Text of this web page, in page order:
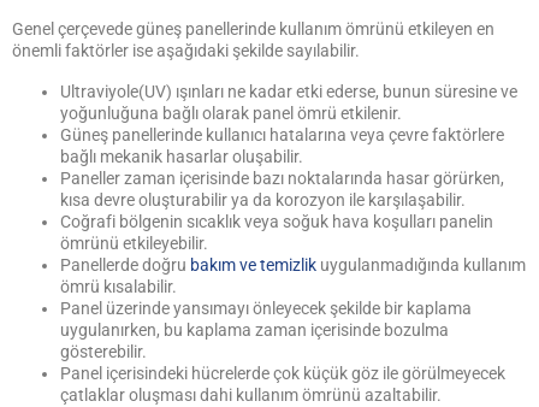
Genel çerçevede güneş panellerinde kullanım ömrünü etkileyen en
önemli faktörler ise aşağıdaki şekilde sayılabilir.
Ultraviyole(UV) ışınları ne kadar etki ederse, bunun süresine ve
yoğunluğuna bağlı olarak panel ömrü etkilenir.
Güneş panellerinde kullanıcı hatalarına veya çevre faktörlere
bağlı mekanik hasarlar oluşabilir.
Paneller zaman içerisinde bazı noktalarında hasar görürken,
kısa devre oluşturabilir ya da korozyon ile karşılaşabilir.
Coğrafi bölgenin sıcaklık veya soğuk hava koşulları panelin
ömrünü etkileyebilir.
Panellerde doğru bakım ve temizlik uygulanmadığında kullanım
ömrü kısalabilir.
Panel üzerinde yansımayı önleyecek şekilde bir kaplama
uygulanırken, bu kaplama zaman içerisinde bozulma
gösterebilir.
Panel içerisindeki hücrelerde çok küçük göz ile görülmeyecek
çatlaklar oluşması dahi kullanım ömrünü azaltabilir.